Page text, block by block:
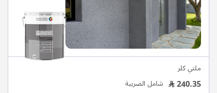
ملتي كلر
240.35 شامل الضريبة